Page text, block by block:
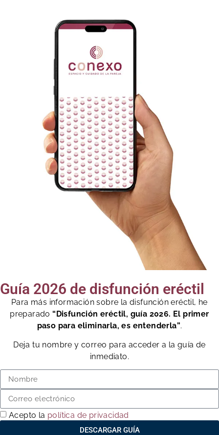
Guía 2026 de disfunción eréctil
Para más información sobre la disfunción eréctil, he
preparado“Disfunción eréctil, guía 2026. El primer
paso para eliminarla, es entenderla”.
Deja tu nombre y correo para acceder a la guía de
inmediato.
Acepto la política de privacidad
DESCARGAR GUÍA